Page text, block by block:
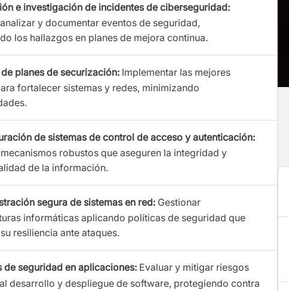
e investigación de incidentes de ciberseguridad:
y documentar eventos de seguridad,
los hallazgos en planes de mejora continua.
planes de securización: Implementar las mejores
fortalecer sistemas y redes, minimizando
de sistemas de control de acceso y autenticación:
robustos que aseguren la integridad y
de la información.
segura de sistemas en red: Gestionar
informáticas aplicando políticas de seguridad que
resiliencia ante ataques.
de seguridad en aplicaciones: Evaluar y mitigar riesgos
desarrollo y despliegue de software, protegiendo contra